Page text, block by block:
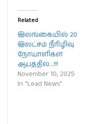
Related
இலங்கையில் 20
இலட்சம் நீரிழிவு
நோயாளிகள்
ஆபத்தில்…!!!
November 10, 2025
In "Lead News"